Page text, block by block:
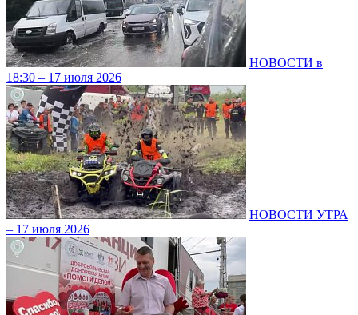
НОВОСТИ в
18:30 – 17 июля 2026
НОВОСТИ УТРА
– 17 июля 2026